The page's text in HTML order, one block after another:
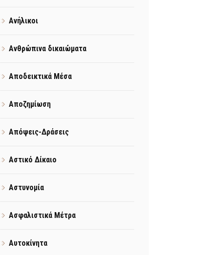
Ανήλικοι
Ανθρώπινα δικαιώματα
Αποδεικτικά Μέσα
Αποζημίωση
Απόψεις-Δράσεις
Αστικό Δίκαιο
Αστυνομία
Ασφαλιστικά Μέτρα
Αυτοκίνητα